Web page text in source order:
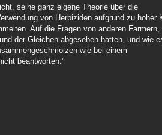
seine ganz eigene Theorie über die
von Herbiziden aufgrund zu hoher
Auf die Fragen von anderen Farmern,
der Gleichen abgesehen hätten, und wie
wie bei einem
beantworten."